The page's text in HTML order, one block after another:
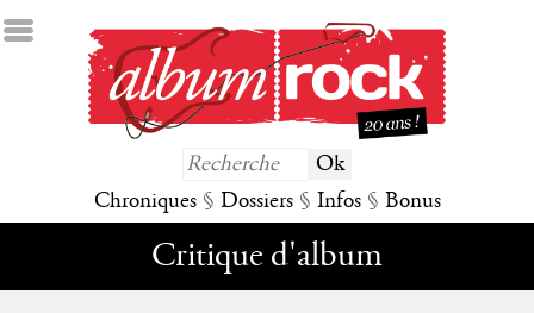
Chroniques § Dossiers § Infos § Bonus
Critique d'album